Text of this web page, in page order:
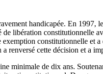
handicapée. En
libération constitutionnelle
constitutionnelle et
renversé cette décision et a
minimale de dix ans.